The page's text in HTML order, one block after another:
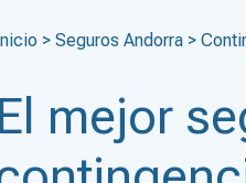
>Seguros Andorra >
El mejor